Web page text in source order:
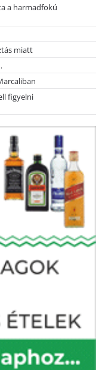
a harmadfokú
miatt
figyelni